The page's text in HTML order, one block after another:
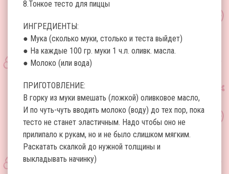
8.Тонкое тесто для пиццы
ИНГРЕДИЕНТЫ:
● Мука (сколько муки, столько и теста выйдет)
● На каждые 100 гр. муки 1 ч.л. оливк. масла.
● Молоко (или вода)
ПРИГОТОВЛЕНИЕ:
В горку из муки вмешать (ложкой) оливковое масло,
И по чуть-чуть вводить молоко (воду) до тех пор, пока
тесто не станет эластичным. Надо чтобы оно не
прилипало к рукам, но и не было слишком мягким.
Раскатать скалкой до нужной толщины и
выкладывать начинку)